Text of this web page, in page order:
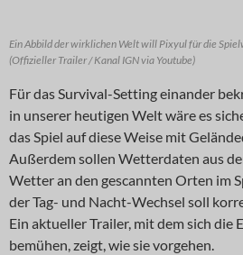
Ein Abbild der wirklichen Welt will Pixyul für die
(Offizieller Trailer / Kanal IGN via Youtube)
Für das Survival-Setting einander
in unserer heutigen Welt wäre es
das Spiel auf diese Weise mit
Außerdem sollen Wetterdaten aus
Wetter an den gescannten Orten im
der Tag- und Nacht-Wechsel soll
Ein aktueller Trailer, mit dem sich die
bemühen, zeigt, wie sie vorgehen.